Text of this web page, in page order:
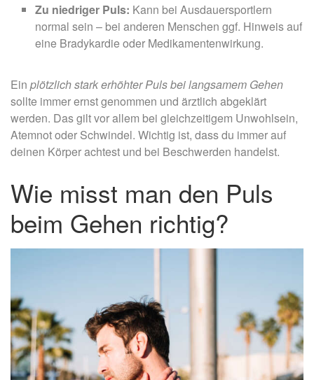
Zu niedriger Puls: Kann bei Ausdauersportlern
normal sein – bei anderen Menschen ggf. Hinweis auf
eine Bradykardie oder Medikamentenwirkung.
Ein plötzlich stark erhöhter Puls bei langsamem Gehen
sollte immer ernst genommen und ärztlich abgeklärt
werden. Das gilt vor allem bei gleichzeitigem Unwohlsein,
Atemnot oder Schwindel. Wichtig ist, dass du immer auf
deinen Körper achtest und bei Beschwerden handelst.
Wie misst man den Puls
beim Gehen richtig?